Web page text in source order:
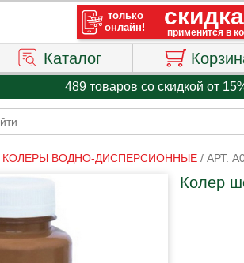
Каталог
489 товаров со скидкой от
КОЛЕРЫ ВОДНО-ДИСПЕРСИОННЫЕ/ АРТ.
Колер